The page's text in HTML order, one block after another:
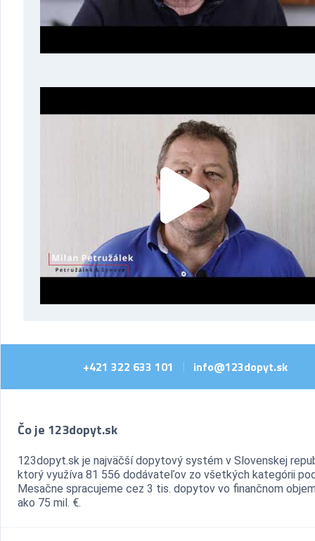
+421 322 633 101 info@123dopyt.sk
Čo je 123dopyt.sk
123dopyt.sk je najväčší dopytový systém v Slovenskej
ktorý využíva 81 556 dodávateľov zo všetkých kategórii
Mesačne spracujeme cez 3 tis. dopytov vo finančnom
ako 75 mil. €.